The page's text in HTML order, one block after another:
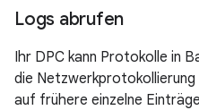
Logs abrufen
Ihr DPC kann Protokolle in
die
auf frühere einzelne